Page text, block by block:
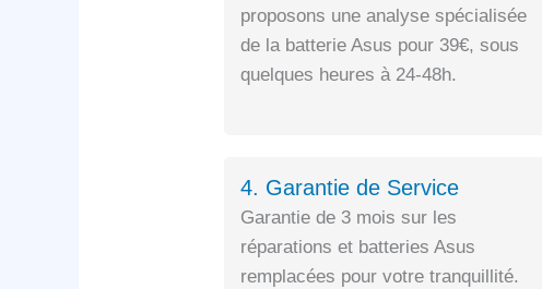
proposons une analyse spécialisée
de la batterie Asus pour 39€, sous
quelques heures à 24-48h.
4. Garantie de Service
Garantie de 3 mois sur les
réparations et batteries Asus
remplacées pour votre tranquillité.